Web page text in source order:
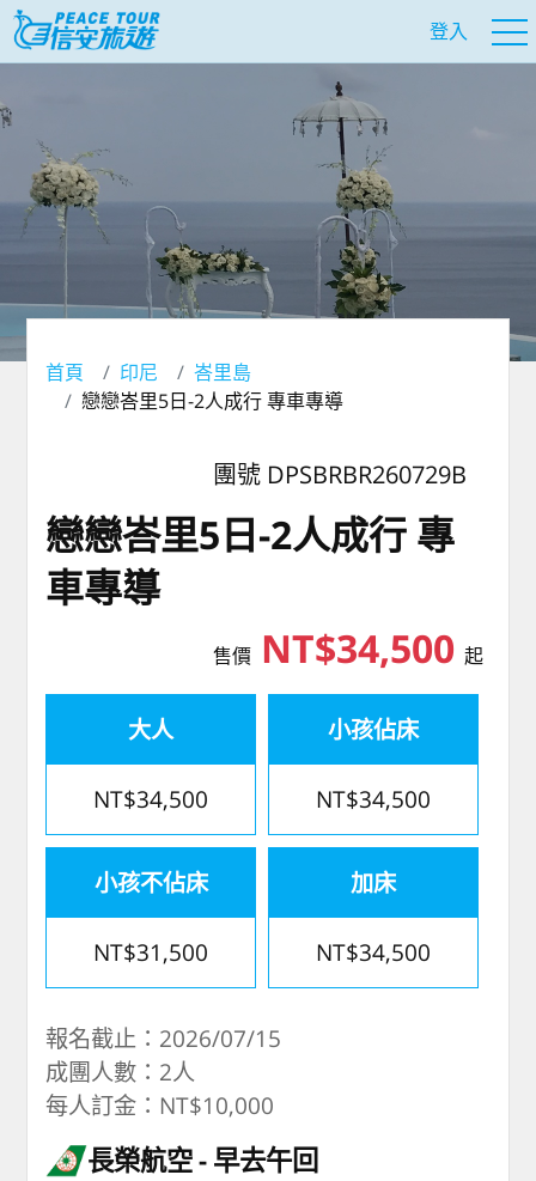
登入
首頁 印尼
峇里島
戀戀峇里5日-2人成行 專車專導
團號 DPSBRBR260729B
戀戀峇里5日-2人成行 專
車專導
售價NT$34,500 起
大人
NT$34,500
小孩佔床
NT$34,500
小孩不佔床
NT$31,500
加床
NT$34,500
報名截止：2026/07/15
成團人數：2人
每人訂金：NT$10,000
長榮航空 早去午回